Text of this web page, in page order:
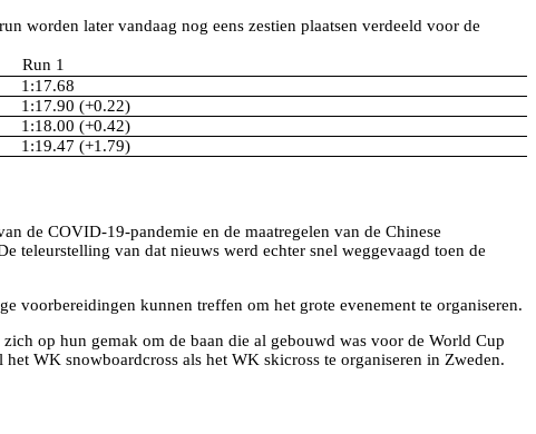
worden later vandaag nog eens zestien plaatsen verdeeld voor de
Run 1
1:17.68
1:17.90 (+0.22)
1:18.00 (+0.42)
1:19.47 (+1.79)
de COVID-19-pandemie en de maatregelen van de Chinese
teleurstelling van dat nieuws werd echter snel weggevaagd toen de
voorbereidingen kunnen treffen om het grote evenement te organiseren.
op hun gemak om de baan die al gebouwd was voor de World Cup
WK snowboardcross als het WK skicross te organiseren in Zweden.